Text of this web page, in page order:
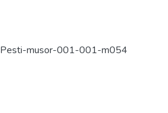
musor-001-001-m054